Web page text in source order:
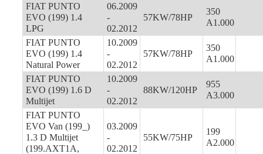
FIAT PUNTO
EVO (199) 1.4
LPG
06.2009
-
02.2012
57KW/78HP
350
A1.000
FIAT PUNTO
EVO (199) 1.4
Natural Power
10.2009
-
02.2012
57KW/78HP
350
A1.000
FIAT PUNTO
EVO (199) 1.6 D
Multijet
10.2009
-
02.2012
88KW/120HP
955
A3.000
FIAT PUNTO
EVO Van (199_)
1.3 D Multijet
(199.AXT1A,
03.2009
-
02.2012
55KW/75HP
199
A2.000